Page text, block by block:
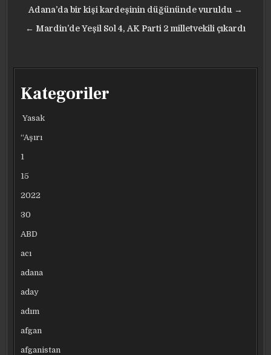
Yazı
gezinmesi
Adana’da bir kişi kardeşinin düğününde vuruldu →
← Mardin’de Yeşil Sol 4, AK Parti 2 milletvekili çıkardı
Kategoriler
Yasak
“Aşırı
1
15
2022
30
ABD
acı
adana
aday
adım
afgan
afganistan